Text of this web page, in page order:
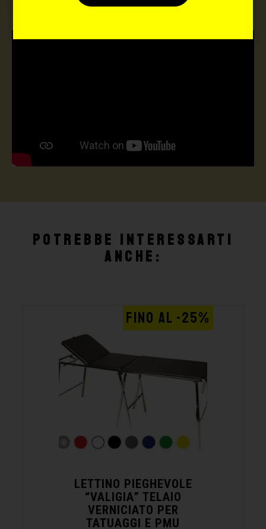
Potrebbe interessarti
anche:
LETTINO PIEGHEVOLE
“VALIGIA” TELAIO
VERNICIATO PER
TATUAGGI E PMU
FINO AL -25%